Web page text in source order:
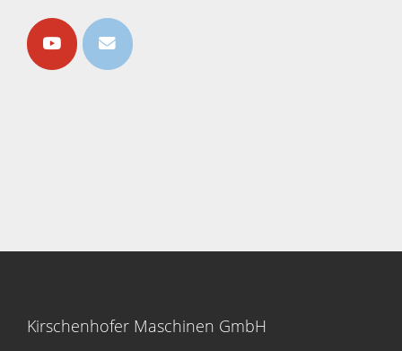
Kirschenhofer Maschinen GmbH